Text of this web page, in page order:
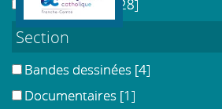
DÉTAIL D'UNE COLLECTION
CDI du Collège [28]
Section
Bandes dessinées [4]
Documentaires [1]